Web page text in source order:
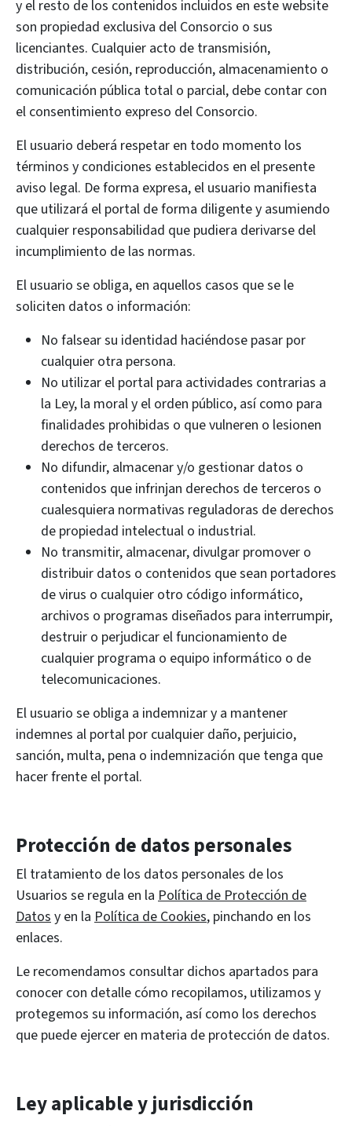
y el resto de los contenidos incluidos en este website
son propiedad exclusiva del Consorcio o sus
licenciantes. Cualquier acto de transmisión,
distribución, cesión, reproducción, almacenamiento o
comunicación pública total o parcial, debe contar con
el consentimiento expreso del Consorcio.
El usuario deberá respetar en todo momento los
términos y condiciones establecidos en el presente
aviso legal. De forma expresa, el usuario manifiesta
que utilizará el portal de forma diligente y asumiendo
cualquier responsabilidad que pudiera derivarse del
incumplimiento de las normas.
El usuario se obliga, en aquellos casos que se le
soliciten datos o información:
No falsear su identidad haciéndose pasar por
cualquier otra persona.
No utilizar el portal para actividades contrarias a
la Ley, la moral y el orden público, así como para
finalidades prohibidas o que vulneren o lesionen
derechos de terceros.
No difundir, almacenar y/o gestionar datos o
contenidos que infrinjan derechos de terceros o
cualesquiera normativas reguladoras de derechos
de propiedad intelectual o industrial.
No transmitir, almacenar, divulgar promover o
distribuir datos o contenidos que sean portadores
de virus o cualquier otro código informático,
archivos o programas diseñados para interrumpir,
destruir o perjudicar el funcionamiento de
cualquier programa o equipo informático o de
telecomunicaciones.
El usuario se obliga a indemnizar y a mantener
indemnes al portal por cualquier daño, perjuicio,
sanción, multa, pena o indemnización que tenga que
hacer frente el portal.
Protección de datos personales
El tratamiento de los datos personales de los
Usuarios se regula en la Política de Protección de
Datosy en la Política de Cookies, pinchando en los
enlaces.
Le recomendamos consultar dichos apartados para
conocer con detalle cómo recopilamos, utilizamos y
protegemos su información, así como los derechos
que puede ejercer en materia de protección de datos.
Ley aplicable y jurisdicción